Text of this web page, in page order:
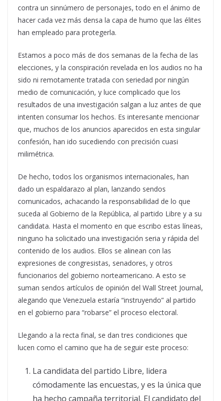
contra un sinnúmero de personajes, todo en el ánimo de
hacer cada vez más densa la capa de humo que las élites
han empleado para protegerla.
Estamos a poco más de dos semanas de la fecha de las
elecciones, y la conspiración revelada en los audios no ha
sido ni remotamente tratada con seriedad por ningún
medio de comunicación, y luce complicado que los
resultados de una investigación salgan a luz antes de que
intenten consumar los hechos. Es interesante mencionar
que, muchos de los anuncios aparecidos en esta singular
confesión, han ido sucediendo con precisión cuasi
milimétrica.
De hecho, todos los organismos internacionales, han
dado un espaldarazo al plan, lanzando sendos
comunicados, achacando la responsabilidad de lo que
suceda al Gobierno de la República, al partido Libre y a su
candidata. Hasta el momento en que escribo estas líneas,
ninguno ha solicitado una investigación seria y rápida del
contenido de los audios. Ellos se alinean con las
expresiones de congresistas, senadores, y otros
funcionarios del gobierno norteamericano. A esto se
suman sendos artículos de opinión del Wall Street Journal,
alegando que Venezuela estaría “instruyendo” al partido
en el gobierno para “robarse” el proceso electoral.
Llegando a la recta final, se dan tres condiciones que
lucen como el camino que ha de seguir este proceso:
La candidata del partido Libre, lidera
cómodamente las encuestas, y es la única que
ha hecho campaña territorial. El candidato del